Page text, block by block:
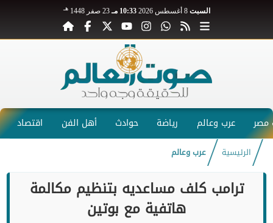
السبت 8 أغسطس 2026 10:33 مـ 23 صفر 1448 هـ
عرب وعالم رياضة حوادث أهل الفن اقتصاد
الرئيسية عرب وعالم
ترامب كلف مساعديه بتنظيم مكالمة
هاتفية مع بوتين